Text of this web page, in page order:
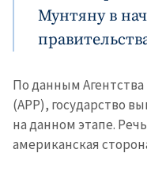
Мунтяну в
По данным
(APP), государство
на данном этапе.
американская